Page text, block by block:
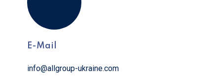
E-Mail
info@allgroup-ukraine.com